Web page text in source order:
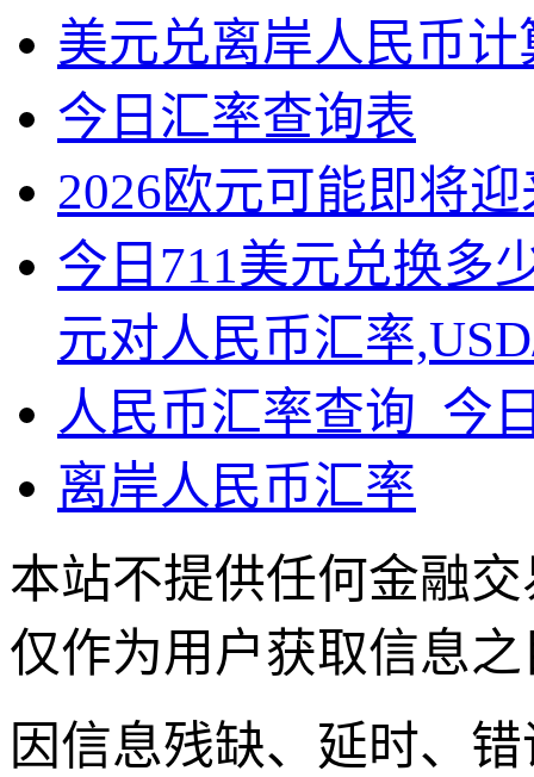
美元兑离岸人民币
今日汇率查询表
2026欧元可能即将
今日711美元兑换多
元对人民币汇率
人民币汇率查询_今
离岸人民币汇率
本站不提供任何金融
仅作为用户获取信息
因信息残缺、延时、